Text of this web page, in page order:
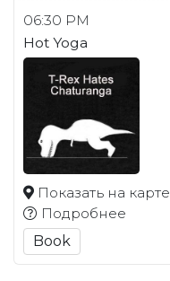
06:30 PM
Hot Yoga
Показать на карте
Подробнее
Book